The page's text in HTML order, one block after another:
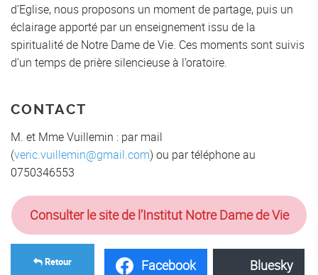
d’Eglise, nous proposons un moment de partage, puis un
éclairage apporté par un enseignement issu de la
spiritualité de Notre Dame de Vie. Ces moments sont suivis
d’un temps de prière silencieuse à l’oratoire.
CONTACT
M. et Mme Vuillemin : par mail
(veric.vuillemin@gmail.com) ou par téléphone au
0750346553
Consulter le site de l’Institut Notre Dame de Vie
Facebook Bluesky
Retour